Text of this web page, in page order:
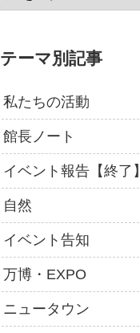
テーマ別記事
私たちの活動
館長ノート
イベント報告【終了】
自然
イベント告知
万博・EXPO
ニュータウン